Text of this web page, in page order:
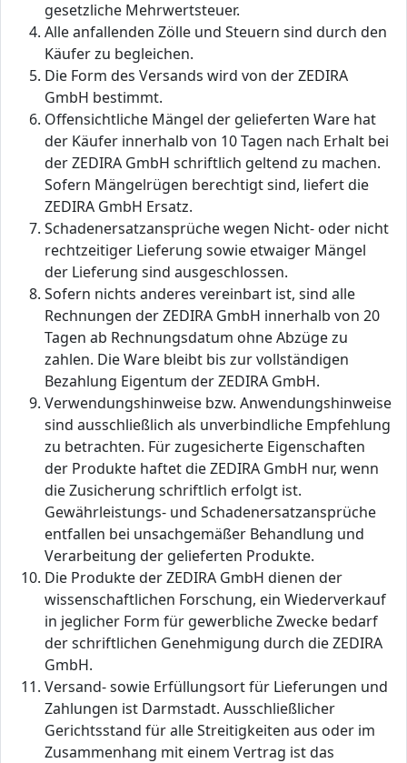
gesetzliche Mehrwertsteuer.
Alle anfallenden Zölle und Steuern sind durch den
Käufer zu begleichen.
Die Form des Versands wird von der ZEDIRA
GmbH bestimmt.
Offensichtliche Mängel der gelieferten Ware hat
der Käufer innerhalb von 10 Tagen nach Erhalt bei
der ZEDIRA GmbH schriftlich geltend zu machen.
Sofern Mängelrügen berechtigt sind, liefert die
ZEDIRA GmbH Ersatz.
Schadenersatzansprüche wegen Nicht- oder nicht
rechtzeitiger Lieferung sowie etwaiger Mängel
der Lieferung sind ausgeschlossen.
Sofern nichts anderes vereinbart ist, sind alle
Rechnungen der ZEDIRA GmbH innerhalb von 20
Tagen ab Rechnungsdatum ohne Abzüge zu
zahlen. Die Ware bleibt bis zur vollständigen
Bezahlung Eigentum der ZEDIRA GmbH.
Verwendungshinweise bzw. Anwendungshinweise
sind ausschließlich als unverbindliche Empfehlung
zu betrachten. Für zugesicherte Eigenschaften
der Produkte haftet die ZEDIRA GmbH nur, wenn
die Zusicherung schriftlich erfolgt ist.
Gewährleistungs- und Schadenersatzansprüche
entfallen bei unsachgemäßer Behandlung und
Verarbeitung der gelieferten Produkte.
Die Produkte der ZEDIRA GmbH dienen der
wissenschaftlichen Forschung, ein Wiederverkauf
in jeglicher Form für gewerbliche Zwecke bedarf
der schriftlichen Genehmigung durch die ZEDIRA
GmbH.
Versand- sowie Erfüllungsort für Lieferungen und
Zahlungen ist Darmstadt. Ausschließlicher
Gerichtsstand für alle Streitigkeiten aus oder im
Zusammenhang mit einem Vertrag ist das